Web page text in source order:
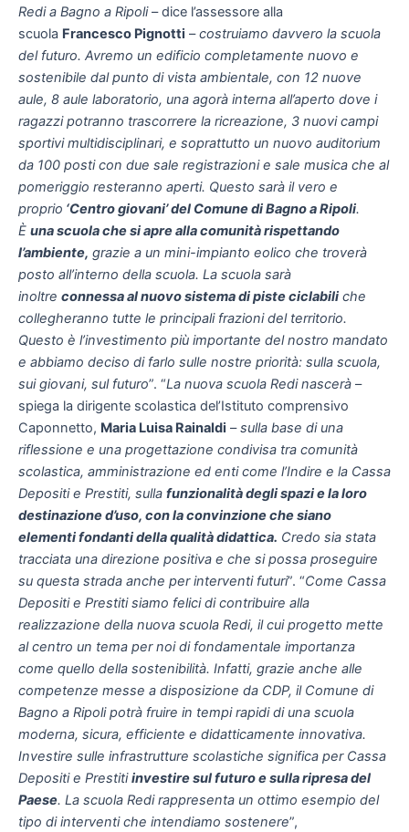
Redi a Bagno a Ripoli– dice l’assessore alla
scuola Francesco Pignotti –costruiamo davvero la scuola
del futuro. Avremo un edificio completamente nuovo e
sostenibile dal punto di vista ambientale, con 12 nuove
aule, 8 aule laboratorio, una agorà interna all’aperto dove i
ragazzi potranno trascorrere la ricreazione, 3 nuovi campi
sportivi multidisciplinari, e soprattutto un nuovo auditorium
da 100 posti con due sale registrazioni e sale musica che al
pomeriggio resteranno aperti. Questo sarà il vero e
proprio ‘Centro giovani’ del Comune di Bagno a Ripoli.
È una scuola che si apre alla comunità rispettando
l’ambiente, grazie a un mini-impianto eolico che troverà
posto all’interno della scuola. La scuola sarà
inoltre connessa al nuovo sistema di piste ciclabili che
collegheranno tutte le principali frazioni del territorio.
Questo è l’investimento più importante del nostro mandato
e abbiamo deciso di farlo sulle nostre priorità: sulla scuola,
sui giovani, sul futuro”. “La nuova scuola Redi nascerà –
spiega la dirigente scolastica del’Istituto comprensivo
Caponnetto, Maria Luisa Rainaldi –sulla base di una
riflessione e una progettazione condivisa tra comunità
scolastica, amministrazione ed enti come l’Indire e la Cassa
Depositi e Prestiti, sulla funzionalità degli spazi e la loro
destinazione d’uso, con la convinzione che siano
elementi fondanti della qualità didattica. Credo sia stata
tracciata una direzione positiva e che si possa proseguire
su questa strada anche per interventi futuri”. “Come Cassa
Depositi e Prestiti siamo felici di contribuire alla
realizzazione della nuova scuola Redi, il cui progetto mette
al centro un tema per noi di fondamentale importanza
come quello della sostenibilità. Infatti, grazie anche alle
competenze messe a disposizione da CDP, il Comune di
Bagno a Ripoli potrà fruire in tempi rapidi di una scuola
moderna, sicura, efficiente e didatticamente innovativa.
Investire sulle infrastrutture scolastiche significa per Cassa
Depositi e Prestitiinvestire sul futuro e sulla ripresa del
Paese. La scuola Redi rappresenta un ottimo esempio del
tipo di interventi che intendiamo sostenere”,